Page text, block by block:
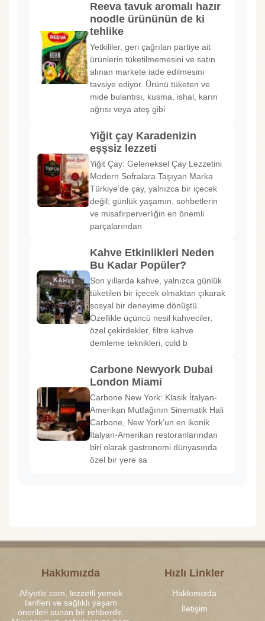
Reeva tavuk aromalı hazır
noodle ürününün de ki
tehlike
Yetkililer, geri çağrılan partiye ait
ürünlerin tüketilmemesini ve satın
alınan markete iade edilmesini
tavsiye ediyor. Ürünü tüketen ve
mide bulantısı, kusma, ishal, karın
ağrısı veya ateş gibi
Yiğit çay Karadenizin
eşşsiz lezzeti
Yiğit Çay: Geleneksel Çay Lezzetini
Modern Sofralara Taşıyan Marka
Türkiye’de çay, yalnızca bir içecek
değil; günlük yaşamın, sohbetlerin
ve misafirperverliğin en önemli
parçalarından
Kahve Etkinlikleri Neden
Bu Kadar Popüler?
Son yıllarda kahve, yalnızca günlük
tüketilen bir içecek olmaktan çıkarak
sosyal bir deneyime dönüştü.
Özellikle üçüncü nesil kahveciler,
özel çekirdekler, filtre kahve
demleme teknikleri, cold b
Carbone Newyork Dubai
London Miami
Carbone New York: Klasik İtalyan-
Amerikan Mutfağının Sinematik Hali
Carbone, New York’un en ikonik
İtalyan-Amerikan restoranlarından
biri olarak gastronomi dünyasında
özel bir yere sa
Hakkımızda
Afiyetle.com, lezzetli yemek
tarifleri ve sağlıklı yaşam
önerileri sunan bir rehberdir.
Hızlı Linkler
Hakkımızda
İletişim